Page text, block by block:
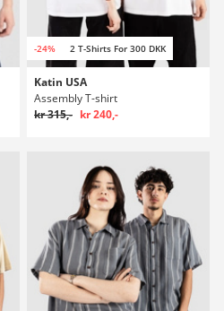
-24% 2 T-Shirts For 300 DKK
Katin USA
Assembly T-shirt
kr 315,- kr 240,-